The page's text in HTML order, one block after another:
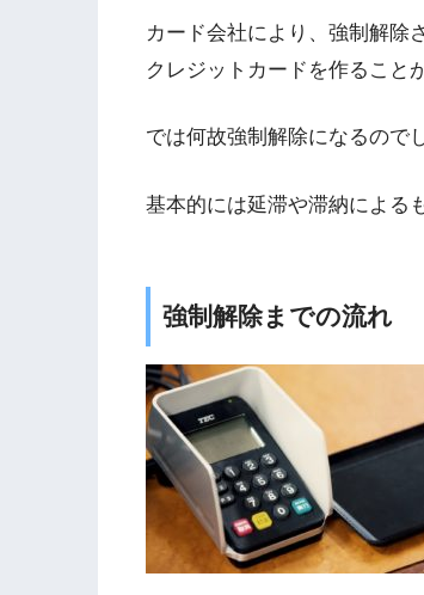
カード会社により、強制解除
クレジットカードを作ること
では何故強制解除になるので
基本的には延滞や滞納による
強制解除までの流れ